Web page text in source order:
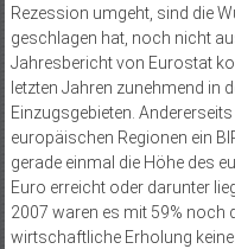
Rezession umgeht, sind die
geschlagen hat, noch nicht
Jahresbericht von Eurostat
letzten Jahren zunehmend in
Einzugsgebieten.
europäischen Regionen ein
gerade einmal die Höhe des
Euro erreicht oder darunter
2007 waren es mit 59% noch
wirtschaftliche Erholung